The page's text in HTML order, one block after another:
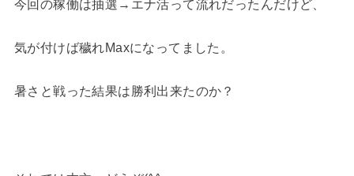
今回の稼働は抽選→エナ活って流れだったんだけど、
気が付けば穢れMaxになってました。
暑さと戦った結果は勝利出来たのか？